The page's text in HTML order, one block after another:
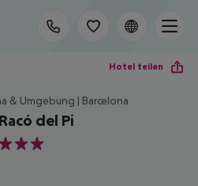
Hotel teilen
& Umgebung | Barcelona
del Pi